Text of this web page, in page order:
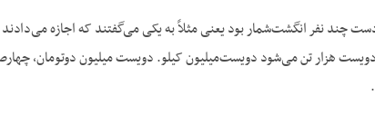
چند نفر انگشت‌شمار بود یعنی مثلاً به یکی می‌گفتند که اجازه
هزار تن می‌شود دویست‌میلیون کیلو. دویست میلیون دوتومان،